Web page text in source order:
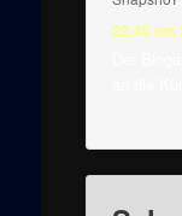
22:45 um